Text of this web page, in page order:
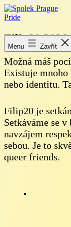
Přejít
k
Prague
Pride
Menu Zavřít
Filip20 2026
Možná máš
Existuje
nebo identitu.
Filip20 je
Setkáváme se v
navzájem
sebou. Je to
queer friends.